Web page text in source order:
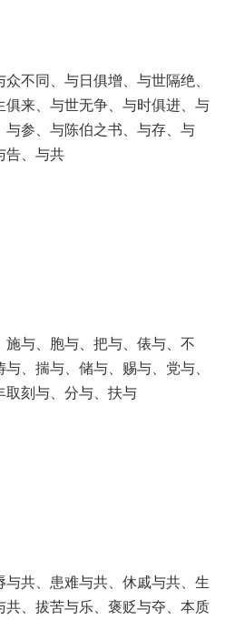
不同、与日俱增、与世隔绝、
来、与世无争、与时俱进、与
参、与陈伯之书、与存、与
告、与共
与、胞与、把与、俵与、不
、揣与、储与、赐与、党与、
刻与、分与、扶与
共、患难与共、休戚与共、生
、拔苦与乐、褒贬与夺、本质